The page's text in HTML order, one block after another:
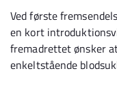
Ved første
en kort
fremadrettet ønsker
enkeltstående